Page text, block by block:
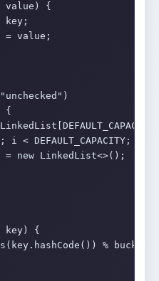
value) {
key;
= value;
{
i < DEFAULT_CAPACITY;
= new LinkedList<>();
key) {
%